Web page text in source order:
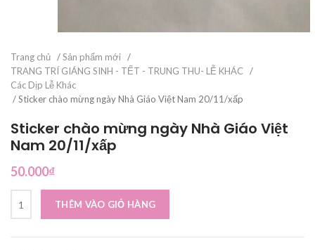
Trang chủ /Sản phẩm mới /
TRANG TRÍ GIÁNG SINH - TẾT - TRUNG THU- LỄ KHÁC /
Các Dịp Lễ Khác
/ Sticker chào mừng ngày Nhà Giáo Việt Nam 20/11/xấp
Sticker chào mừng ngày Nhà Giáo Việt
Nam 20/11/xấp
50.000₫
Sticker chào mừng ngày Nhà Giáo Việt Nam 20/11/xấp số lượng
THÊM VÀO GIỎ HÀNG